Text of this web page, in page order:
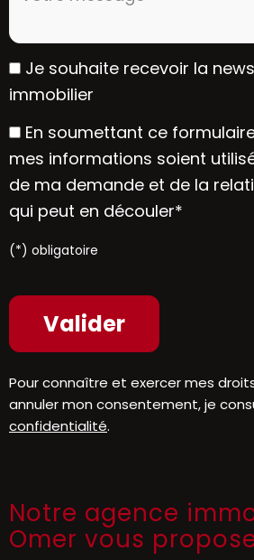
Je souhaite recevoir la
immobilier
En soumettant ce
mes informations soient
de ma demande et de la
qui peut en découler*
(*) obligatoire
Pour connaître et exercer mes
annuler mon consentement, je
confidentialité.
Notre agence
Omer vous